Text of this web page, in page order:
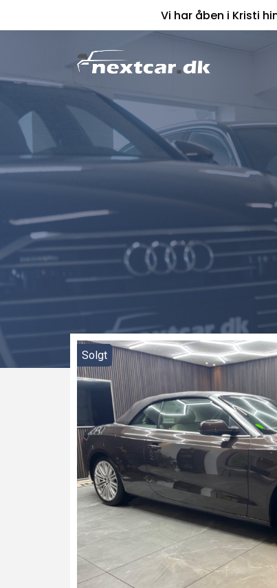
Vi har åben i Kristi
Solgt